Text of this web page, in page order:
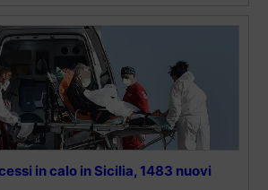
in calo in Sicilia, 1483 nuovi